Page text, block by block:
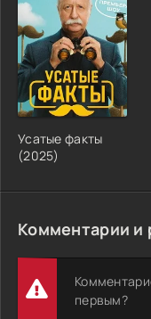
Усатые факты
(2025)
Комментарии и
первым?